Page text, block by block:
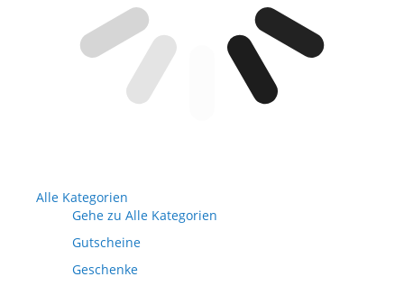
Alle Kategorien
Gehe zu Alle Kategorien
Gutscheine
Geschenke